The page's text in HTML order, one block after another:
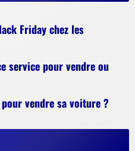
Friday chez les
service pour vendre ou
vendre sa voiture ?